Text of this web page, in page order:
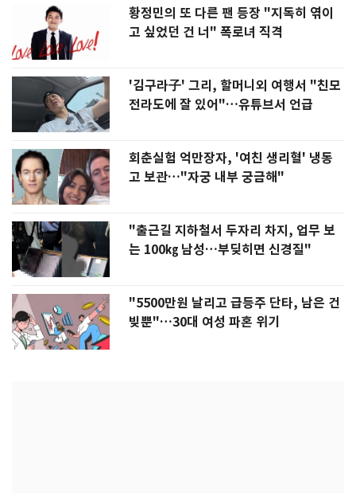
황정민의 또 다른 팬 등장 "지독히 엮이
고 싶었던 건 너" 폭로녀 직격
'김구라子' 그리, 할머니외 여행서 "친모
전라도에 잘 있어"…유튜브서 언급
회춘실험 억만장자, '여친 생리혈' 냉동
고 보관…"자궁 내부 궁금해"
"출근길 지하철서 두자리 차지, 업무 보
는 100㎏ 남성…부딪히면 신경질"
"5500만원 날리고 급등주 단타, 남은 건
빚뿐"…30대 여성 파혼 위기